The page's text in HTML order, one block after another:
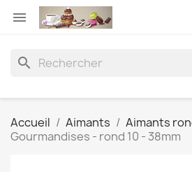

search
Accueil Aimants Aimants
Gourmandises - rond 10 - 38mm